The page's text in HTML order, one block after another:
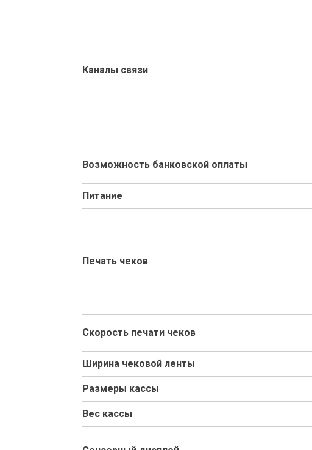
Каналы связи
Возможность банковской оплаты
Питание
Печать чеков
Скорость печати чеков
Ширина чековой ленты
Размеры кассы
Вес кассы